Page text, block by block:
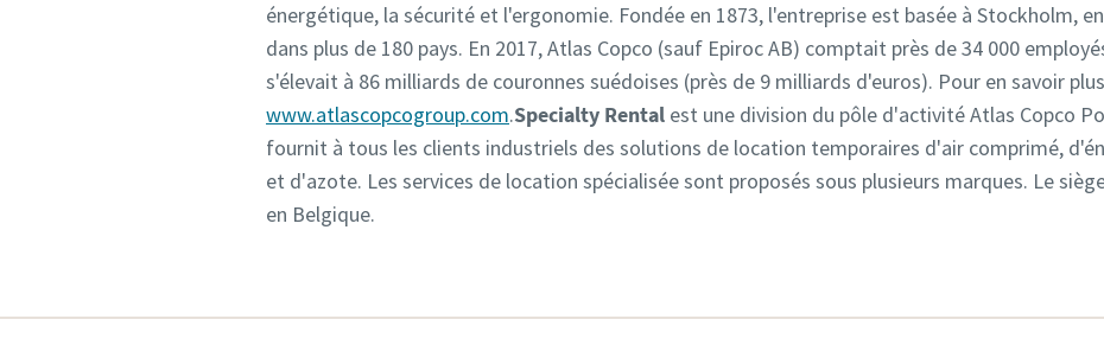
énergétique, la sécurité et l'ergonomie. Fondée en 1873, l'entreprise est basée à Stockholm,
dans plus de 180 pays. En 2017, Atlas Copco (sauf Epiroc AB) comptait près de 34 000
s'élevait à 86 milliards de couronnes suédoises (près de 9 milliards d'euros). Pour en savoir
www.atlascopcogroup.com.Specialty Rental est une division du pôle d'activité Atlas Copco
fournit à tous les clients industriels des solutions de location temporaires d'air comprimé,
et d'azote. Les services de location spécialisée sont proposés sous plusieurs marques. Le
en Belgique.